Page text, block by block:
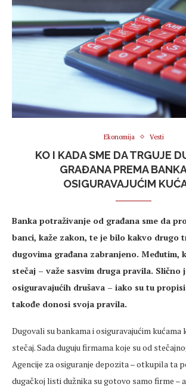
Ekonomija Vesti
KO I KADA SME DA TRGUJE
GRAĐANA PREMA
OSIGURAVAJUĆIM
Banka potraživanje od građana sme da
banci, kaže zakon, te je bilo kakvo drugo
dugovima građana zabranjeno. Međutim,
stečaj – važe sasvim druga pravila. Slično
osiguravajućih drušava – iako su tu
takođe donosi svoja pravila.
Dugovali su bankama i osiguravajućim kućama
stečaj. Sada duguju firmama koje su od
Agencije za osiguranje depozita – otkupila ta
dugačkoj listi dužnika su gotovo samo firme –